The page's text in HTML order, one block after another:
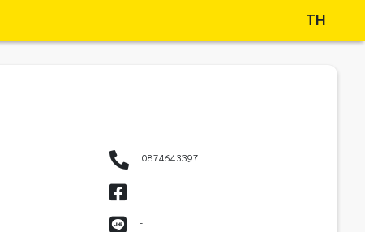
TH
0874643397
-
-